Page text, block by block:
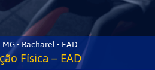
• Bacharel • EAD
Física – EAD